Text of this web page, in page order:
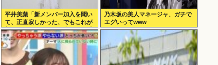
平井美葉「新メンバー加入を聞い
て、正直寂しかった、でもこれが
新しいビヨなんだと、寂しさを受
け止めるこ
乃木坂の美人マネージャ、ガチで
エグいってwww